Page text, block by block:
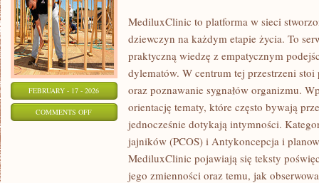
FEBRUARY - 17 - 2026
COMMENTS OFFON
MediluxClinic to platforma w sieci
dziewczyn na każdym etapie życia. To
praktyczną wiedzę z empatycznym
dylematów. W centrum tej przestrzeni
oraz poznawanie sygnałów organizmu.
orientację tematy, które często bywają
jednocześnie dotykają intymności.
jajników (PCOS) i Antykoncepcja i
MediluxClinic pojawiają się teksty
jego zmienności oraz temu, jak